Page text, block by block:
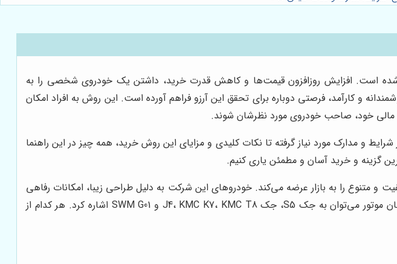
شده است. افزایش روزافزون قیمت‌ها و کاهش قدرت خرید، داشتن یک خودروی شخصی را به
و کارآمد، فرصتی دوباره برای تحقق این آرزو فراهم آورده است. این روش به افراد امکان
مالی خود، صاحب خودروی مورد نظرشان شوند.
و مدارک مورد نیاز گرفته تا نکات کلیدی و مزایای این روش خرید، همه چیز در این راهنما
گزینه و خرید آسان و مطمئن یاری کنیم.
و متنوع را به بازار عرضه می‌کند. خودروهای این شرکت به دلیل طراحی زیبا، امکانات رفاهی
مناسب و قیمت رقابتی، همواره مورد توجه خریداران قرار گرفته‌اند. از جمله محبوب‌ترین مدل‌های کرمان موتور می‌توان به جک S5، جک J4، KMC K7، KMC T8 و SWM G01 اشاره کرد. هر کدام از